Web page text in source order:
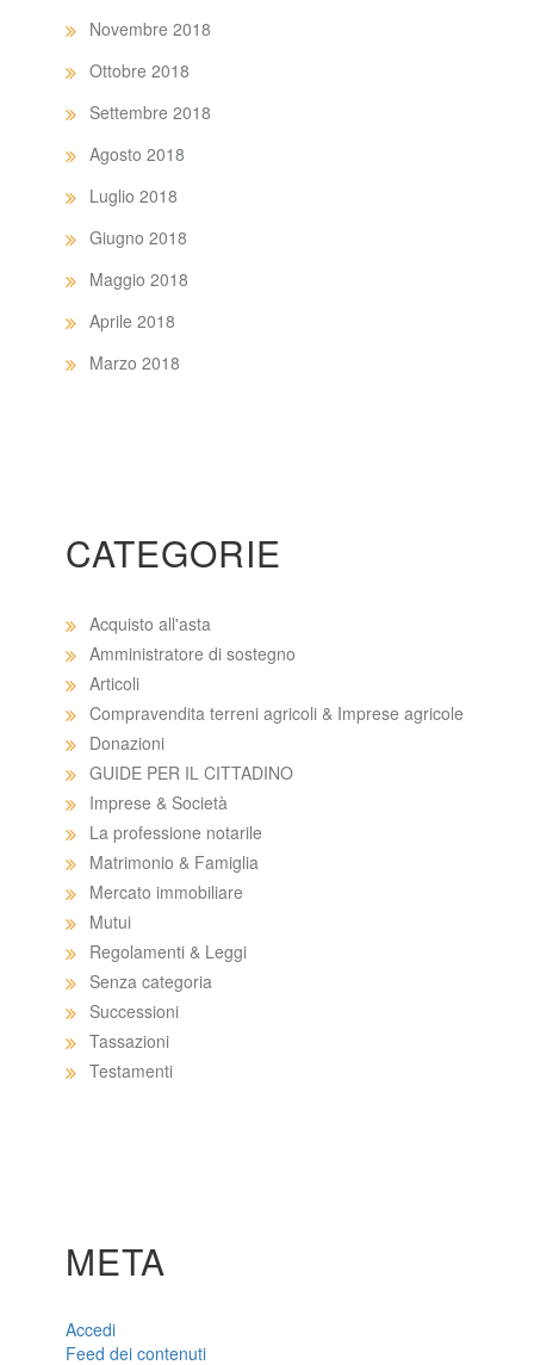
Novembre 2018
Ottobre 2018
Settembre 2018
Agosto 2018
Luglio 2018
Giugno 2018
Maggio 2018
Aprile 2018
Marzo 2018
CATEGORIE
Acquisto all'asta
Amministratore di sostegno
Articoli
Compravendita terreni agricoli & Imprese agricole
Donazioni
GUIDE PER IL CITTADINO
Imprese & Società
La professione notarile
Matrimonio & Famiglia
Mercato immobiliare
Mutui
Regolamenti & Leggi
Senza categoria
Successioni
Tassazioni
Testamenti
META
Accedi
Feed dei contenuti